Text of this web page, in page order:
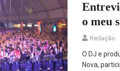
o meu
Redação
O DJ e
Nova,